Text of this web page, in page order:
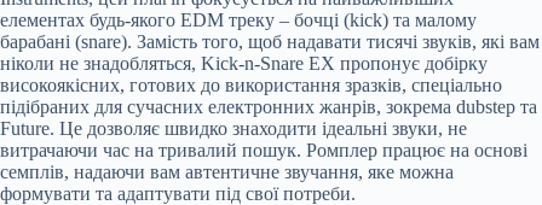
елементах будь-якого EDM треку – бочці (kick) та малому
барабані (snare). Замість того, щоб надавати тисячі звуків, які вам
ніколи не знадобляться, Kick-n-Snare EX пропонує добірку
високоякісних, готових до використання зразків, спеціально
підібраних для сучасних електронних жанрів, зокрема dubstep та
Future. Це дозволяє швидко знаходити ідеальні звуки, не
витрачаючи час на тривалий пошук. Ромплер працює на основі
семплів, надаючи вам автентичне звучання, яке можна
формувати та адаптувати під свої потреби.